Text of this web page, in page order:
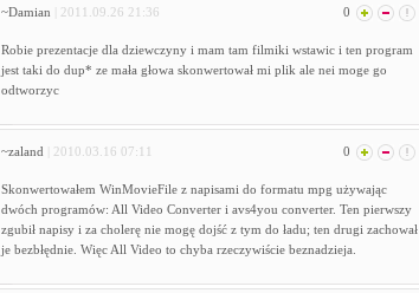
~Damian | 2011.09.26 21:36 0
Robie prezentacje dla dziewczyny i mam tam filmiki wstawic i ten program
jest taki do dup* ze mała głowa skonwertował mi plik ale nei moge go
odtworzyc
~zaland | 2010.03.16 07:11 0
Skonwertowałem WinMovieFile z napisami do formatu mpg używając
dwóch programów: All Video Converter i avs4you converter. Ten pierwszy
zgubił napisy i za cholerę nie mogę dojść z tym do ładu; ten drugi zachował
je bezbłędnie. Więc All Video to chyba rzeczywiście beznadzieja.